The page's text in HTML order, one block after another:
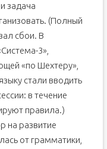
задача
(Полный
сбои. В
3»,
«по Шехтеру»,
стали вводить
в течение
правила.)
на развитие
от грамматики,